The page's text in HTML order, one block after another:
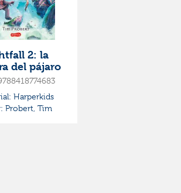
2: la
del pájaro
Harperkids
Probert, Tim